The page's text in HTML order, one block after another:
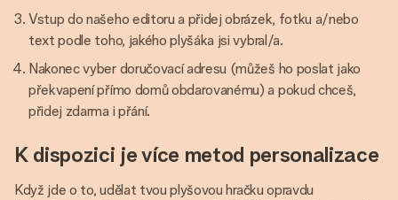
Vstup do našeho editoru a přidej obrázek, fotku a/nebo
text podle toho, jakého plyšáka jsi vybral/a.
Nakonec vyber doručovací adresu (můžeš ho poslat jako
překvapení přímo domů obdarovanému) a pokud chceš,
přidej zdarma i přání.
K dispozici je více metod personalizace
Když jde o to, udělat tvou plyšovou hračku opravdu